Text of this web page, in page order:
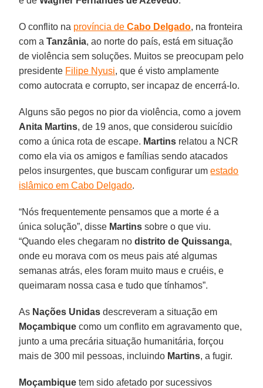
O conflito na província deCabo Delgado, na fronteira
com aTanzânia, ao norte do país, está em situação
de violência sem soluções. Muitos se preocupam pelo
presidente Filipe Nyusi, que é visto amplamente
como autocrata e corrupto, ser incapaz de encerrá-lo.
Alguns são pegos no pior da violência, como a jovem
Anita Martins, de 19 anos, que considerou suicídio
como a única rota de escape. Martins relatou a NCR
como ela via os amigos e famílias sendo atacados
pelos insurgentes, que buscam configurar umestado
islâmico em Cabo Delgado.
“Nós frequentemente pensamos que a morte é a
única solução”, disse Martins sobre o que viu.
“Quando eles chegaram nodistrito de Quissanga,
onde eu morava com os meus pais até algumas
semanas atrás, eles foram muito maus e cruéis, e
queimaram nossa casa e tudo que tínhamos”.
As Nações Unidas descreveram a situação em
Moçambique como um conflito em agravamento que,
junto a uma precária situação humanitária, forçou
mais de 300 mil pessoas, incluindo Martins, a fugir.
Moçambique tem sido afetado por sucessivos